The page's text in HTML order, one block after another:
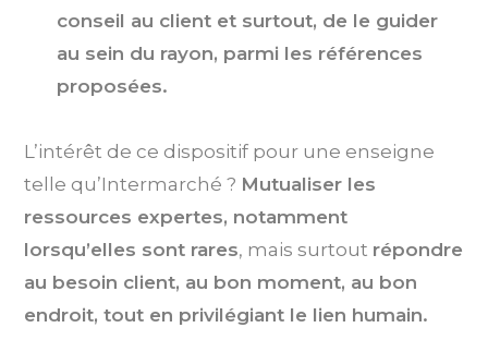
conseil au client et surtout, de le guider
au sein du rayon, parmi les références
proposées.
L’intérêt de ce dispositif pour une enseigne
telle qu’Intermarché ? Mutualiser les
ressources expertes, notamment
lorsqu’elles sont rares, mais surtout répondre
au besoin client, au bon moment, au bon
endroit, tout en privilégiant le lien humain.